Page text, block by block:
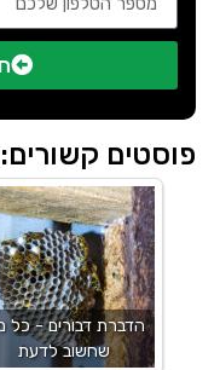
פוסטים קשורים:
הדברת דבורים - כל
שחשוב לדעת